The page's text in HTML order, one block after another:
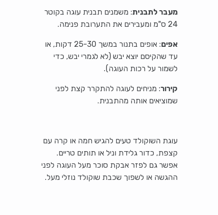
מעבר לתבנית: משמנים תבנית עוגה בקוטר
24 ס"מ ומעבירים את התערובת פנימה.
אפים
: אופים בתנור במשך 25-30 דקות, או
עד שהקיסם יוצא יבש (לא לגמרי יבש, כדי
לשמור על רכות העוגה).
קירור: מניחים לעוגה להתקרר קצת לפני
שמוציאים אותה מהתבנית.
עוגת השוקולד טעים להגיש חמה או קרה עם
קצפת, כדור גלידת וניל או תותים טריים.
אפשר גם לפזר אבקת סוכר מעל העוגה לפני
ההגשה או לשפוך שכבת שוקולד נוזלי מעל.